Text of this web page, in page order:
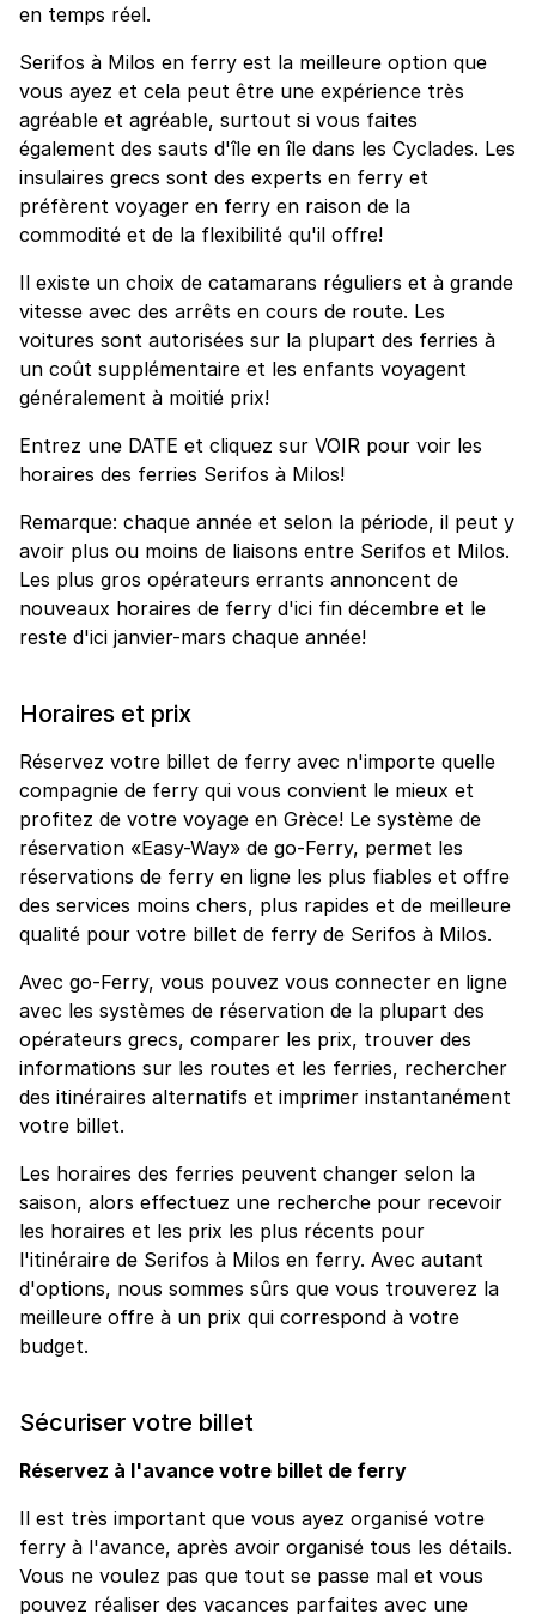
en temps réel.
Serifos à Milos en ferry est la meilleure option que
vous ayez et cela peut être une expérience très
agréable et agréable, surtout si vous faites
également des sauts d'île en île dans les Cyclades. Les
insulaires grecs sont des experts en ferry et
préfèrent voyager en ferry en raison de la
commodité et de la flexibilité qu'il offre!
Il existe un choix de catamarans réguliers et à grande
vitesse avec des arrêts en cours de route. Les
voitures sont autorisées sur la plupart des ferries à
un coût supplémentaire et les enfants voyagent
généralement à moitié prix!
Entrez une DATE et cliquez sur VOIR pour voir les
horaires des ferries Serifos à Milos!
Remarque: chaque année et selon la période, il peut y
avoir plus ou moins de liaisons entre Serifos et Milos.
Les plus gros opérateurs errants annoncent de
nouveaux horaires de ferry d'ici fin décembre et le
reste d'ici janvier-mars chaque année!
Horaires et prix
Réservez votre billet de ferry avec n'importe quelle
compagnie de ferry qui vous convient le mieux et
profitez de votre voyage en Grèce! Le système de
réservation «Easy-Way» de go-Ferry, permet les
réservations de ferry en ligne les plus fiables et offre
des services moins chers, plus rapides et de meilleure
qualité pour votre billet de ferry de Serifos à Milos.
Avec go-Ferry, vous pouvez vous connecter en ligne
avec les systèmes de réservation de la plupart des
opérateurs grecs, comparer les prix, trouver des
informations sur les routes et les ferries, rechercher
des itinéraires alternatifs et imprimer instantanément
votre billet.
Les horaires des ferries peuvent changer selon la
saison, alors effectuez une recherche pour recevoir
les horaires et les prix les plus récents pour
l'itinéraire de Serifos à Milos en ferry. Avec autant
d'options, nous sommes sûrs que vous trouverez la
meilleure offre à un prix qui correspond à votre
budget.
Sécuriser votre billet
Réservez à l'avance votre billet de ferry
Il est très important que vous ayez organisé votre
ferry à l'avance, après avoir organisé tous les détails.
Vous ne voulez pas que tout se passe mal et vous
pouvez réaliser des vacances parfaites avec une